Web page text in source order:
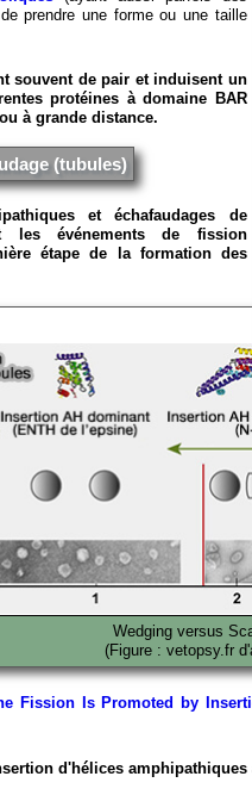
prendre une forme ou une taille
souvent de pair et induisent un
protéines à domaine BAR
à grande distance.
(tubules)
et échafaudages de
les événements de fission
étape de la formation des
Wedging versus
(Figure : vetopsy.fr
Fission Is Promoted by
d'hélices